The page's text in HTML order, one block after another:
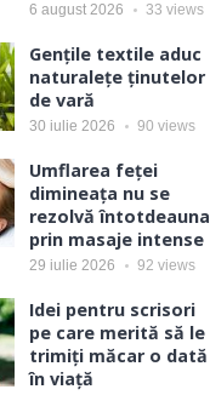
6 august 2026 33 views
Gențile textile aduc
naturalețe ținutelor
de vară
30 iulie 2026 90 views
Umflarea feței
dimineața nu se
rezolvă întotdeauna
prin masaje intense
29 iulie 2026 92 views
Idei pentru scrisori
pe care merită să le
trimiți măcar o dată
în viață